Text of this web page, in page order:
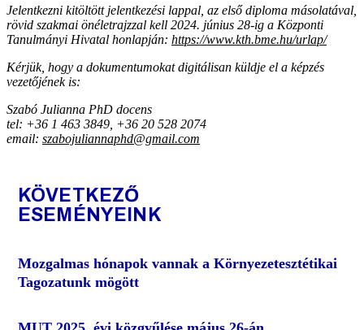
Jelentkezni kitöltött jelentkezési lappal, az első diploma másolatával,
rövid szakmai önéletrajzzal kell 2024. június 28-ig a Központi
Tanulmányi Hivatal honlapján: https://www.kth.bme.hu/urlap/
Kérjük, hogy a dokumentumokat digitálisan küldje el a képzés
vezetőjének is:
Szabó Julianna PhD docens
tel: +36 1 463 3849, +36 20 528 2074
email: szabojuliannaphd@gmail.com
KÖVETKEZŐ
ESEMÉNYEINK
Mozgalmas hónapok vannak a Környezetesztétikai
Tagozatunk mögött